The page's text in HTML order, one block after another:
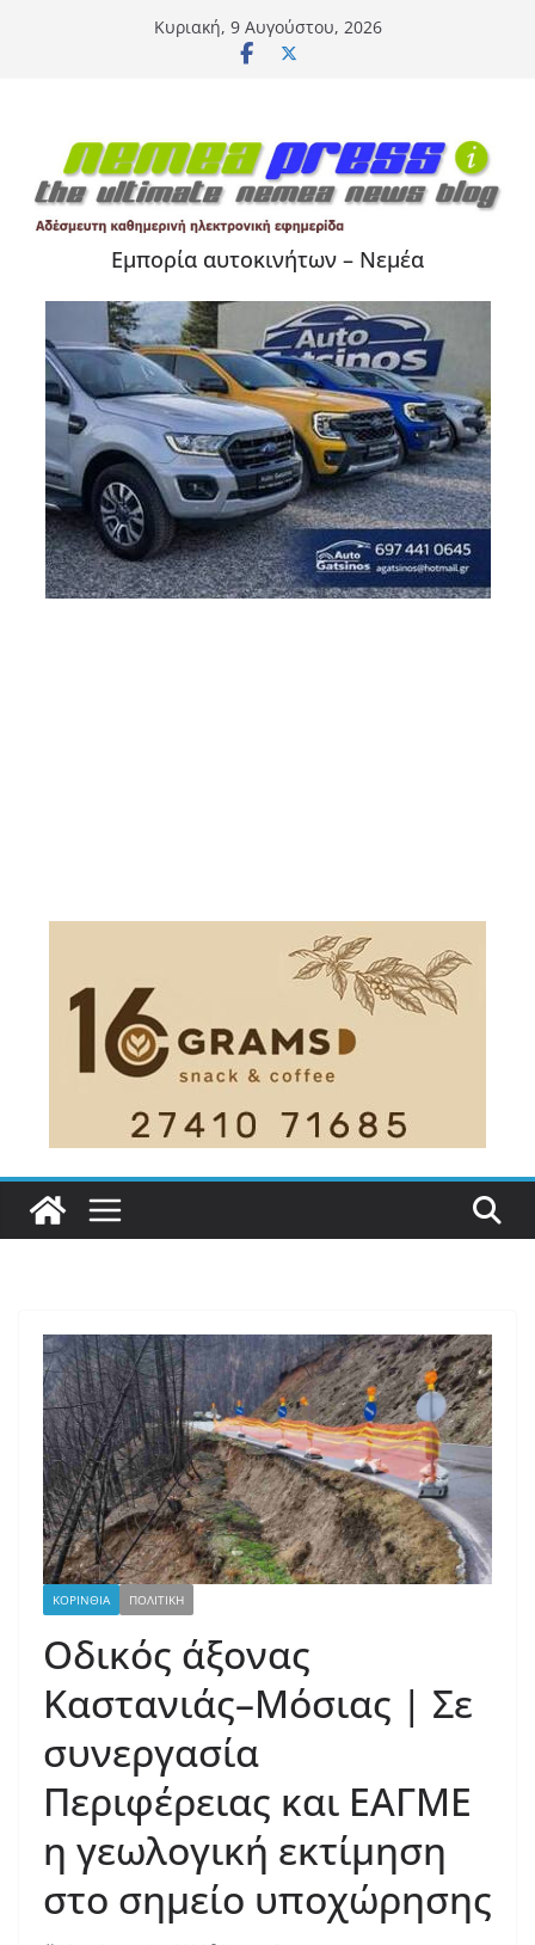
Κυριακή, 9 Αυγούστου, 2026
Εμπορία αυτοκινήτων – Νεμέα
ΚΟΡΙΝΘΙΑ ΠΟΛΙΤΙΚΗ
Οδικός άξονας
Καστανιάς–Μόσιας | Σε
συνεργασία
Περιφέρειας και ΕΑΓΜΕ
η γεωλογική εκτίμηση
στο σημείο υποχώρησης